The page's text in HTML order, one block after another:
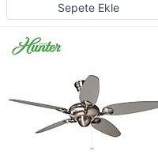
Sepete Ekle